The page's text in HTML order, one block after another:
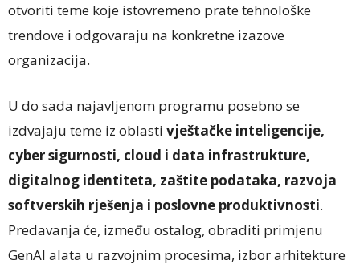
otvoriti teme koje istovremeno prate tehnološke
trendove i odgovaraju na konkretne izazove
organizacija.
U do sada najavljenom programu posebno se
izdvajaju teme iz oblasti vještačke inteligencije,
cyber sigurnosti, cloud i data infrastrukture,
digitalnog identiteta, zaštite podataka, razvoja
softverskih rješenja i poslovne produktivnosti.
Predavanja će, između ostalog, obraditi primjenu
GenAI alata u razvojnim procesima, izbor arhitekture